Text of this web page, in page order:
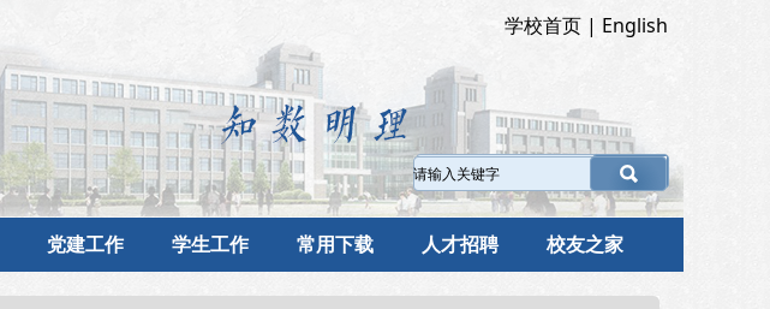
学校首页 | English
党建工作 学生工作 常用下载 人才招聘 校友之家